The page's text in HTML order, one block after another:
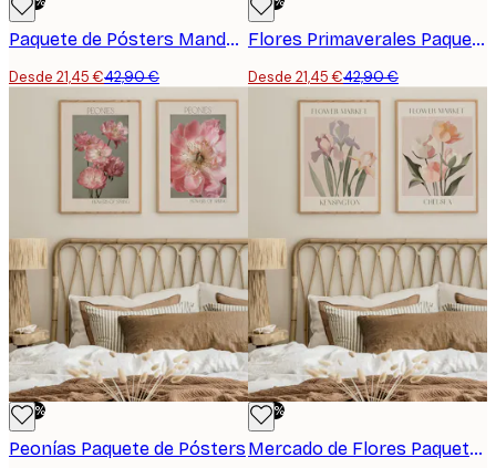
Paquete de Pósters Mandala
Desde 21,45 €42,90 €
Flores Primaverales Paquete de Pósters
Desde 21,45 €42,90 €
-50%
Peonías Paquete de Pósters
-50%
Mercado de Flores Paquete de Pósters